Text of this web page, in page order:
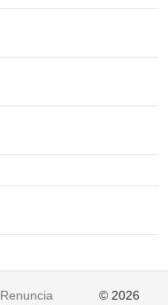
Renuncia © 2026